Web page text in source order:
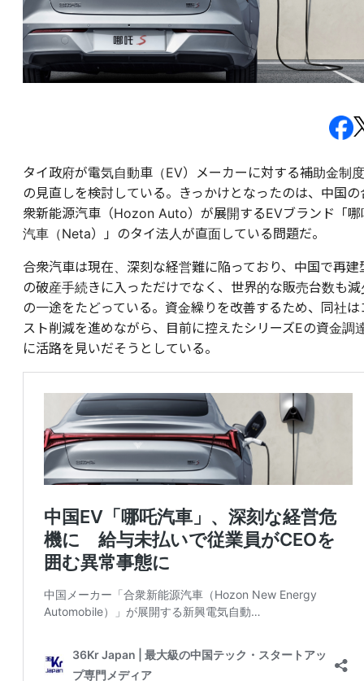
タイ政府が電気自動車（EV）メーカーに対する補助金制度
の見直しを検討している。きっかけとなったのは、中国の
衆新能源汽車（Hozon Auto）が展開するEVブランド「哪
汽車（Neta）」のタイ法人が直面している問題だ。
合衆汽車は現在、深刻な経営難に陥っており、中国で再建
の破産手続きに入っただけでなく、世界的な販売台数も減
の一途をたどっている。資金繰りを改善するため、同社は
スト削減を進めながら、目前に控えたシリーズEの資金調
に活路を見いだそうとしている。